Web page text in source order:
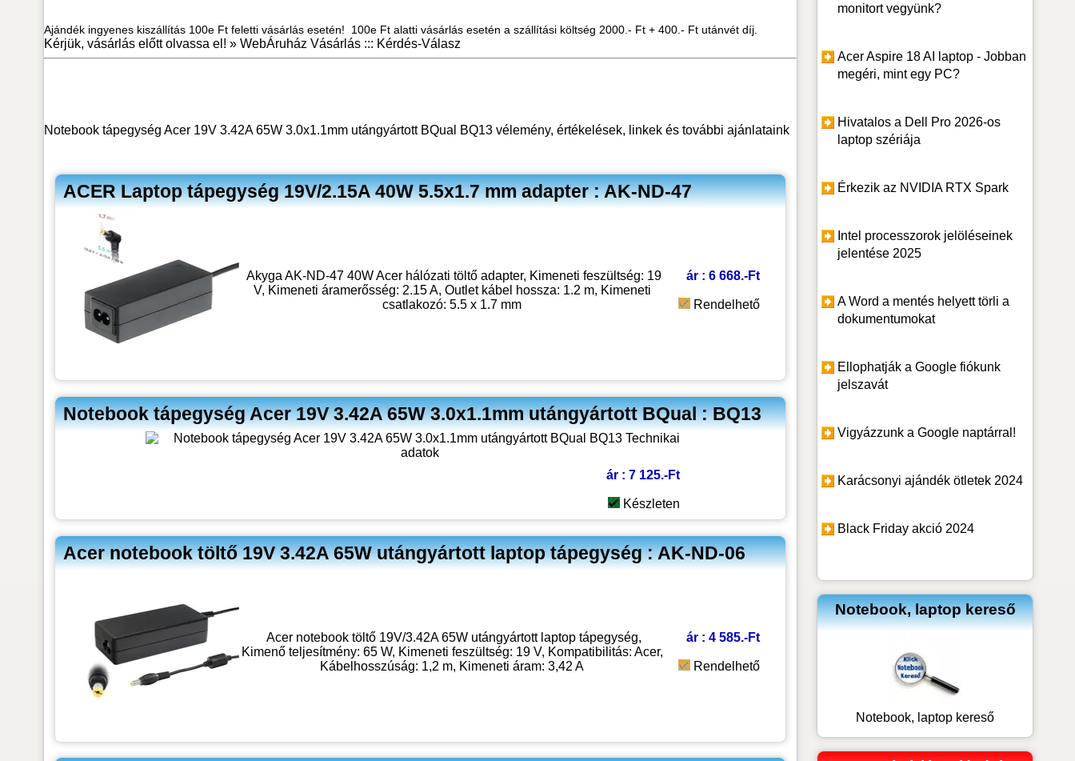
Ajándék ingyenes kiszállítás 100e Ft feletti vásárlás esetén! 100e Ft alatti vásárlás esetén a szállítási költség 2000.- Ft + 400.- Ft utánvét díj.
Kérjük, vásárlás előtt olvassa el! » WebÁruház Vásárlás ::: Kérdés-Válasz
Notebook tápegység Acer 19V 3.42A 65W 3.0x1.1mm utángyártott BQual BQ13 vélemény, értékelések, linkekés további ajánlataink
ACER Laptop tápegység 19V/2.15A 40W 5.5x1.7 mm adapter : AK-ND-47
Akyga AK-ND-47 40W Acer hálózati töltő adapter, Kimeneti feszültség: 19
V, Kimeneti áramerősség: 2.15 A, Outlet kábel hossza: 1.2 m, Kimeneti
csatlakozó: 5.5 x 1.7 mm
ár : 6 668.-Ft
Rendelhető
Notebook tápegység Acer 19V 3.42A 65W 3.0x1.1mm utángyártott BQual : BQ13
ár : 7 125.-Ft
Készleten
Acer notebook töltő 19V 3.42A 65W utángyártott laptop tápegység : AK-ND-06
Acer notebook töltő 19V/3.42A 65W utángyártott laptop tápegység,
Kimenő teljesítmény: 65 W, Kimeneti feszültség: 19 V, Kompatibilitás: Acer,
Kábelhosszúság: 1,2 m, Kimeneti áram: 3,42 A
ár : 4 585.-Ft
Rendelhető
monitort vegyünk?
Acer Aspire 18 AI laptop - Jobban
megéri, mint egy PC?
Hivatalos a Dell Pro 2026-os
laptop szériája
Érkezik az NVIDIA RTX Spark
Intel processzorok jelöléseinek
jelentése 2025
A Word a mentés helyett törli a
dokumentumokat
Ellophatják a Google fiókunk
jelszavát
Vigyázzunk a Google naptárral!
Karácsonyi ajándék ötletek 2024
Black Friday akció 2024
Notebook, laptop kereső
Notebook, laptop kereső